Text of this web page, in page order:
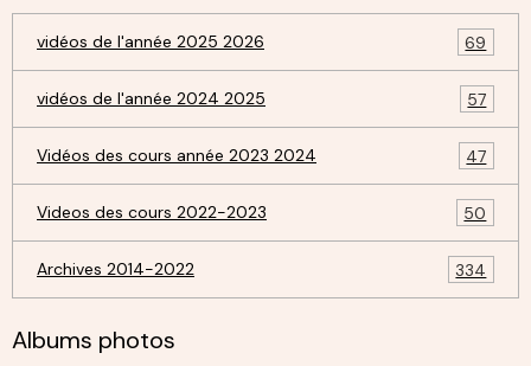
vidéos de l'année 2025 2026 69
vidéos de l'année 2024 2025 57
Vidéos des cours année 2023 2024 47
Videos des cours 2022-2023 50
Archives 2014-2022 334
Albums photos